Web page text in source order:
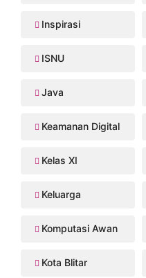
Inspirasi
ISNU
Java
Keamanan Digital
Kelas XI
Keluarga
Komputasi Awan
Kota Blitar